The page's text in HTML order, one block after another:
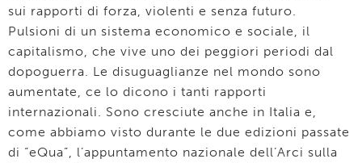
sui rapporti di forza, violenti e senza futuro.
Pulsioni di un sistema economico e sociale, il
capitalismo, che vive uno dei peggiori periodi dal
dopoguerra. Le disuguaglianze nel mondo sono
aumentate, ce lo dicono i tanti rapporti
internazionali. Sono cresciute anche in Italia e,
come abbiamo visto durante le due edizioni passate
di “eQua”, l’appuntamento nazionale dell’Arci sulla